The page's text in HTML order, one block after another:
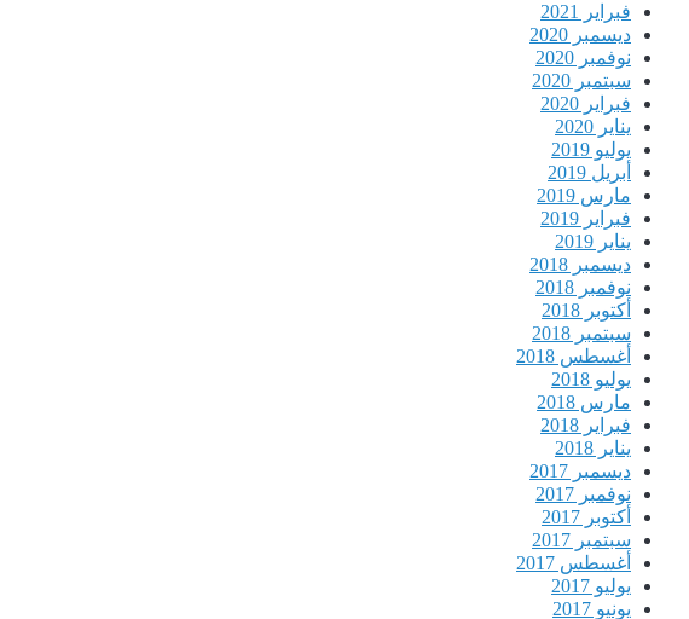
فبراير 2021
ديسمبر 2020
نوفمبر 2020
سبتمبر 2020
فبراير 2020
يناير 2020
يوليو 2019
أبريل 2019
مارس 2019
فبراير 2019
يناير 2019
ديسمبر 2018
نوفمبر 2018
أكتوبر 2018
سبتمبر 2018
أغسطس 2018
يوليو 2018
مارس 2018
فبراير 2018
يناير 2018
ديسمبر 2017
نوفمبر 2017
أكتوبر 2017
سبتمبر 2017
أغسطس 2017
يوليو 2017
يونيو 2017